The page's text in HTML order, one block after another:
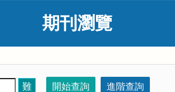
期刊瀏覽
難 開始查詢 進階查詢